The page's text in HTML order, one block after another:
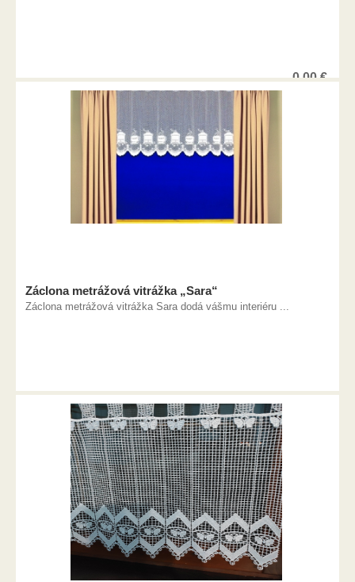
0,00€
Záclona metrážová vitrážka „Sara“
Záclona metrážová vitrážka Sara dodá vášmu interiéru ...